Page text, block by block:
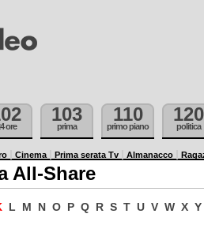
ore
103
prima
110
primo piano
120
politica
Cinema Prima serata Tv Almanacco
All-Share
L M N O P Q R S T U V W X Y